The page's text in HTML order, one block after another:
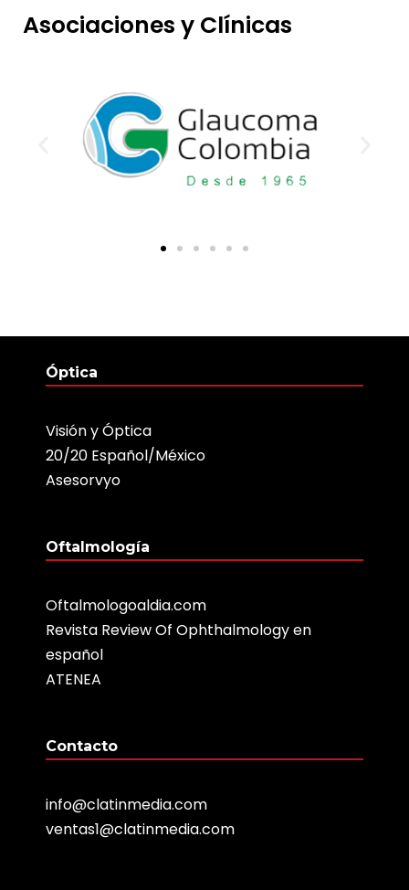
Asociaciones y Clínicas
Óptica
Visión y Óptica
20/20 Español/México
Asesorvyo
Oftalmología
Oftalmologoaldia.com
Revista Review Of Ophthalmology en
español
ATENEA
Contacto
info@clatinmedia.com
ventas1@clatinmedia.com